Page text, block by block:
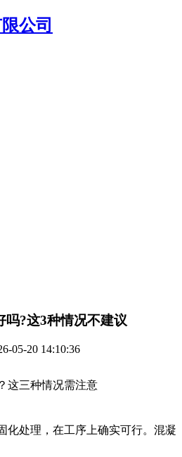
吗?这3种情况不建议
05-20 14:10:36
这三种情况需注意
化处理，在工序上确实可行。混凝